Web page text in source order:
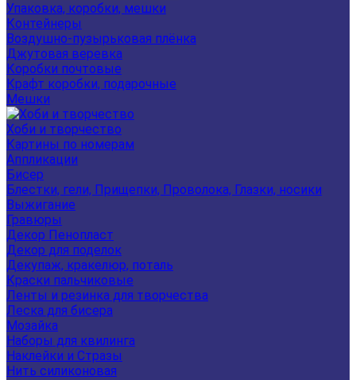
Упаковка, коробки, мешки
Контейнеры
Воздушно-пузырьковая плёнка
Джутовая веревка
Коробки почтовые
Крафт коробки, подарочные
Мешки
Хоби и творчество
Картины по номерам
Аппликации
Бисер
Блестки, гели, Прищепки, Проволока, Глазки, носики
Выжигание
Гравюры
Декор Пенопласт
Декор для поделок
Декупаж, кракелюр, поталь
Краски пальчиковые
Ленты и резинка для творчества
Леска для бисера
Мозайка
Наборы для квилинга
Наклейки и Стразы
Нить силиконовая